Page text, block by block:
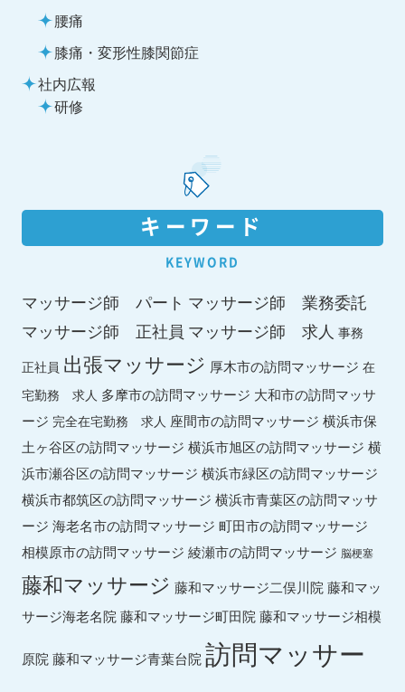
腰痛
膝痛・変形性膝関節症
社内広報
研修
キーワード
KEYWORD
マッサージ師 パート マッサージ師 業務委託
マッサージ師 正社員 マッサージ師 求人 事務
正社員 出張マッサージ 厚木市の訪問マッサージ 在
宅勤務 求人 多摩市の訪問マッサージ 大和市の訪問マッサ
ージ 完全在宅勤務 求人 座間市の訪問マッサージ 横浜市保
土ヶ谷区の訪問マッサージ 横浜市旭区の訪問マッサージ 横
浜市瀬谷区の訪問マッサージ 横浜市緑区の訪問マッサージ
横浜市都筑区の訪問マッサージ 横浜市青葉区の訪問マッサ
ージ 海老名市の訪問マッサージ 町田市の訪問マッサージ
相模原市の訪問マッサージ 綾瀬市の訪問マッサージ 脳梗塞
藤和マッサージ 藤和マッサージ二俣川院 藤和マッ
サージ海老名院 藤和マッサージ町田院 藤和マッサージ相模
原院 藤和マッサージ青葉台院 訪問マッサー